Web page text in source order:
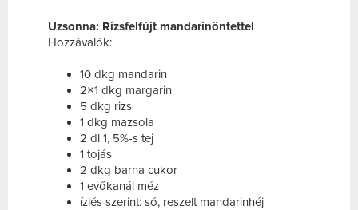
Uzsonna: Rizsfelfújt mandarinöntettel
Hozzávalók:
10 dkg mandarin
2×1 dkg margarin
5 dkg rizs
1 dkg mazsola
2 dl 1, 5%-s tej
1 tojás
2 dkg barna cukor
1 evőkanál méz
ízlés szerint: só, reszelt mandarinhéj